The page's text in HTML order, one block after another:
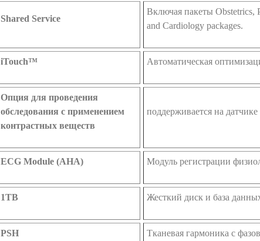
Shared Service
Включая пакеты Obstetrics,
and Cardiology packages.
iTouch™ Автоматическая
Опция для проведения
обследования с применением
контрастных веществ
поддерживается на
ECG Module (AHA) Модуль регистрации
1TB Жесткий диск и база
PSH Тканевая гармоника c